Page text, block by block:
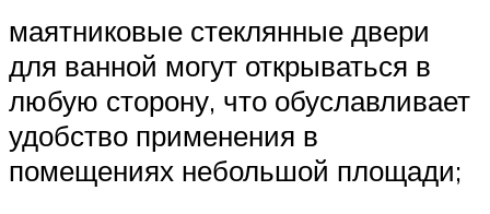
маятниковые стеклянные двери
для ванной могут открываться в
любую сторону, что обуславливает
удобство применения в
помещениях небольшой площади;